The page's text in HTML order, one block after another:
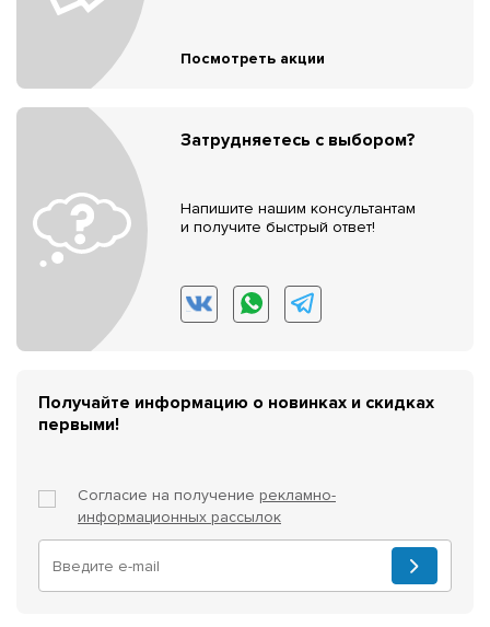
Посмотреть акции
Затрудняетесь с выбором?
Напишите нашим консультантам
и получите быстрый ответ!
Получайте информацию о новинках и скидках
первыми!
Согласие на получение рекламно-
информационных рассылок